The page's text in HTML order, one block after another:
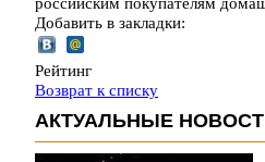
Добавить в закладки:
Рейтинг
Возврат к списку
АКТУАЛЬНЫЕ